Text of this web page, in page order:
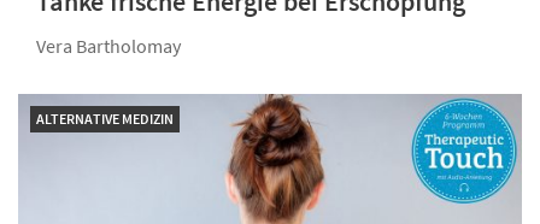
Vera Bartholomay
ALTERNATIVE MEDIZIN